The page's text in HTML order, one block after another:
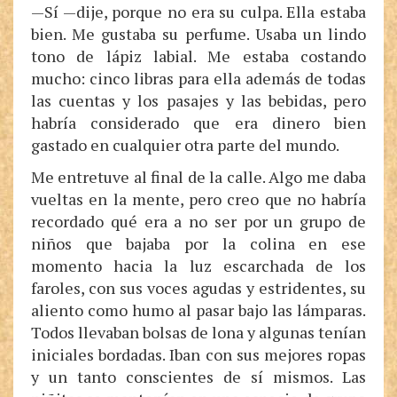
—Sí —dije, porque no era su culpa. Ella estaba
bien. Me gustaba su perfume. Usaba un lindo
tono de lápiz labial. Me estaba costando
mucho: cinco libras para ella además de todas
las cuentas y los pasajes y las bebidas, pero
habría considerado que era dinero bien
gastado en cualquier otra parte del mundo.
Me entretuve al final de la calle. Algo me daba
vueltas en la mente, pero creo que no habría
recordado qué era a no ser por un grupo de
niños que bajaba por la colina en ese
momento hacia la luz escarchada de los
faroles, con sus voces agudas y estridentes, su
aliento como humo al pasar bajo las lámparas.
Todos llevaban bolsas de lona y algunas tenían
iniciales bordadas. Iban con sus mejores ropas
y un tanto conscientes de sí mismos. Las